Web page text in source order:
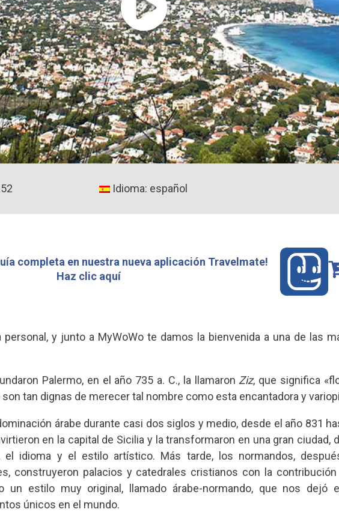
Idioma: español
completa en nuestra nueva aplicación Travelmate!
Haz clic aquí
personal, y junto a MyWoWo te damos la bienvenida a una de las
Palermo, en el año 735 a. C., la llamaron Ziz, que significa
tan dignas de merecer tal nombre como esta encantadora y
árabe durante casi dos siglos y medio, desde el año 831
en la capital de Sicilia y la transformaron en una gran ciudad,
el idioma y el estilo artístico. Más tarde, los normandos,
construyeron palacios y catedrales cristianos con la
un estilo muy original, llamado árabe-normando, que nos dejó
únicos en el mundo.